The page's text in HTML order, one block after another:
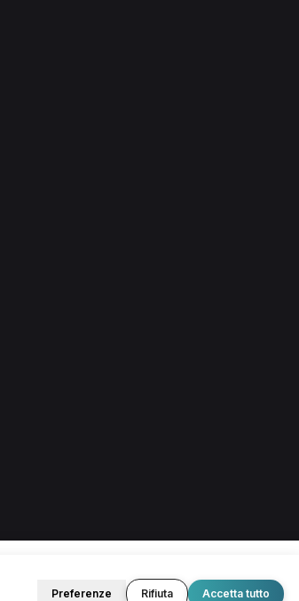
Preferenze Rifiuta Accetta tutto